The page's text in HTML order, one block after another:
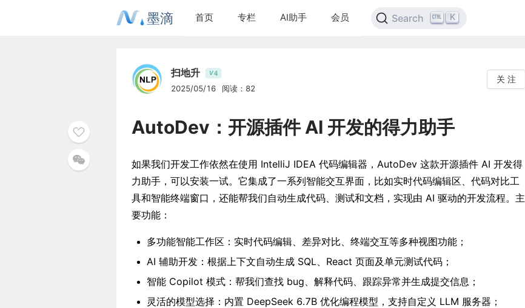
墨滴 首页 专栏 AI助手 会员 Search K
扫地升 V4
2025/05/16 阅读：82
关 注
AutoDev：开源插件 AI 开发的得力助手
如果我们开发工作依然在使用 IntelliJ IDEA 代码编辑器，AutoDev 这款开源插件 AI 开发得
力助手，可以安装一试。它集成了一系列智能交互界面，比如实时代码编辑区、代码对比工
具和智能终端窗口，还能帮我们自动生成代码、测试和文档，实现由 AI 驱动的开发流程。主
要功能：
多功能智能工作区：实时代码编辑、差异对比、终端交互等多种视图功能；
AI 辅助开发：根据上下文自动生成 SQL、React 页面及单元测试代码；
智能 Copilot 模式：帮我们查找 bug、解释代码、跟踪异常并生成提交信息；
灵活的模型选择：内置 DeepSeek 6.7B 优化编程模型，支持自定义 LLM 服务器；